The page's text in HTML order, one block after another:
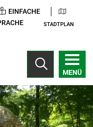
EINFACHE
STADTPLAN
MENÜ